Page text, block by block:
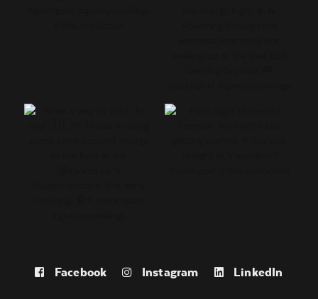
Facebook Instagram LinkedIn